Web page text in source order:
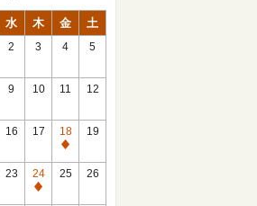
水 木 金 土
2 3 4 5
9 10 11 12
16 17
18
休
館
19
23
24
休
25 26